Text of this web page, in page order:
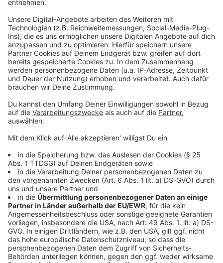
Zustimmung, um den YouTube
Video-Service zu laden!
Wir verwenden einen Service eines
Drittanbieters, um Videoinhalte
einzubetten. Dieser Service kann
Daten zu Ihren Aktivitäten
sammeln. Bitte lesen Sie die
Details durch und stimmen Sie der
Nutzung des Service zu, um dieses
Akzeptieren
powered byUsercentrics Consent
Management Platform
Tate McRae - You Broke Me First (Official Video)
Anzeige
Anzeige